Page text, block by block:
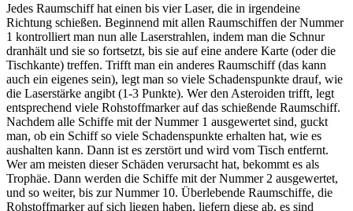
Jedes Raumschiff hat einen bis vier Laser, die in irgendeine
Richtung schießen. Beginnend mit allen Raumschiffen der Nummer
1 kontrolliert man nun alle Laserstrahlen, indem man die Schnur
dranhält und sie so fortsetzt, bis sie auf eine andere Karte (oder die
Tischkante) treffen. Trifft man ein anderes Raumschiff (das kann
auch ein eigenes sein), legt man so viele Schadenspunkte drauf, wie
die Laserstärke angibt (1-3 Punkte). Wer den Asteroiden trifft, legt
entsprechend viele Rohstoffmarker auf das schießende Raumschiff.
Nachdem alle Schiffe mit der Nummer 1 ausgewertet sind, guckt
man, ob ein Schiff so viele Schadenspunkte erhalten hat, wie es
aushalten kann. Dann ist es zerstört und wird vom Tisch entfernt.
Wer am meisten dieser Schäden verursacht hat, bekommt es als
Trophäe. Dann werden die Schiffe mit der Nummer 2 ausgewertet,
und so weiter, bis zur Nummer 10. Überlebende Raumschiffe, die
Rohstoffmarker auf sich liegen haben, liefern diese ab, es sind